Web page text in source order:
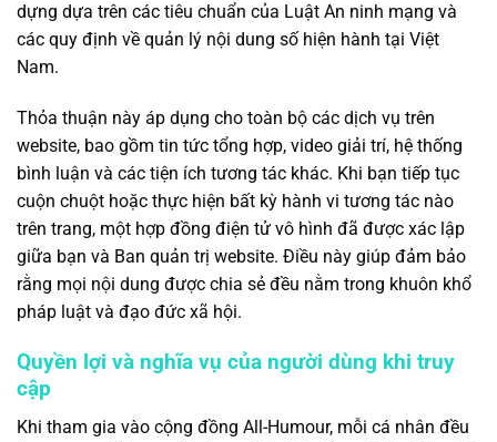
dựng dựa trên các tiêu chuẩn của Luật An ninh mạng và
các quy định về quản lý nội dung số hiện hành tại Việt
Nam.
Thỏa thuận này áp dụng cho toàn bộ các dịch vụ trên
website, bao gồm tin tức tổng hợp, video giải trí, hệ thống
bình luận và các tiện ích tương tác khác. Khi bạn tiếp tục
cuộn chuột hoặc thực hiện bất kỳ hành vi tương tác nào
trên trang, một hợp đồng điện tử vô hình đã được xác lập
giữa bạn và Ban quản trị website. Điều này giúp đảm bảo
rằng mọi nội dung được chia sẻ đều nằm trong khuôn khổ
pháp luật và đạo đức xã hội.
Quyền lợi và nghĩa vụ của người dùng khi truy
cập
Khi tham gia vào cộng đồng All-Humour, mỗi cá nhân đều